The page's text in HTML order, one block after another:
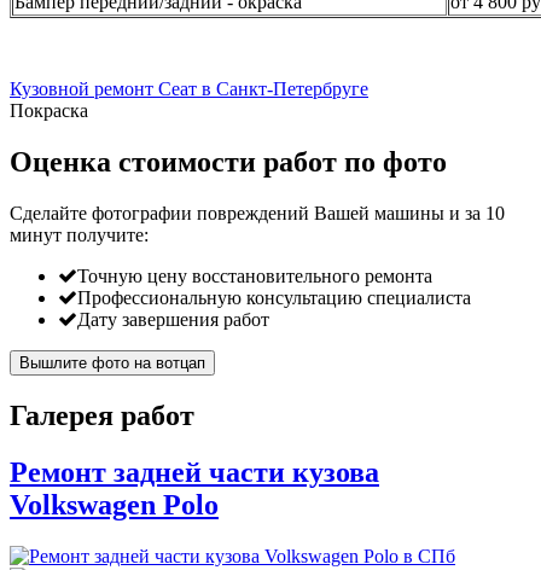
Кузовной ремонт Сеат в Санкт-Петербруге
Покраска
Оценка стоимости работ по фото
Сделайте фотографии повреждений Вашей машины и за 10
минут получите:
Точную цену восстановительного ремонта
Профессиональную консультацию специалиста
Дату завершения работ
Вышлите фото на вотцап
Галерея работ
Ремонт задней части кузова
Volkswagen Polo